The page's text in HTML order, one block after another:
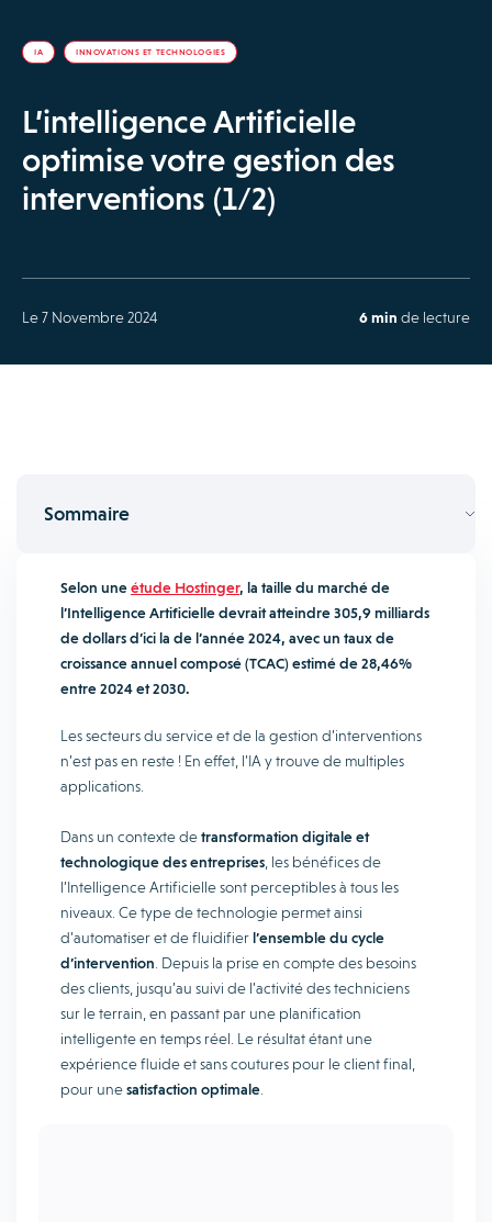
IA INNOVATIONS ET TECHNOLOGIES
L’intelligence Artificielle
optimise votre gestion des
interventions (1/2)
Le 7 Novembre 2024 6 min de lecture
Sommaire
Selon uneétude Hostinger, la taille du marché de
l’Intelligence Artificielle devrait atteindre 305,9 milliards
de dollars d’ici la de l’année 2024, avec un taux de
croissance annuel composé (TCAC) estimé de 28,46%
entre 2024 et 2030.
Les secteurs du service et de la gestion d’interventions
n’est pas en reste ! En effet, l’IA y trouve de multiples
applications.
Dans un contexte detransformation digitale et
technologique des entreprises , les bénéfices de
l’Intelligence Artificielle sont perceptibles à tous les
niveaux. Ce type de technologie permet ainsi
d’automatiser et de fluidifierl’ensemble du cycle
d’intervention . Depuis la prise en compte des besoins
des clients, jusqu’au suivi de l’activité des techniciens
sur le terrain, en passant par une planification
intelligente en temps réel. Le résultat étant une
expérience fluide et sans coutures pour le client final,
pour unesatisfaction optimale